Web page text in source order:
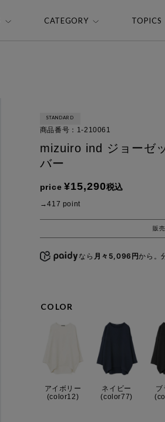
CATEGORY TOPICS
COLOR
アイボリー
(color12)
ネイビー
(color77)
ブ
STANDARD
商品番号 1-210061
mizuiro ind ジョーゼ
バー
price ¥15,290税込
417 point
販
なら 月々5,096円から。